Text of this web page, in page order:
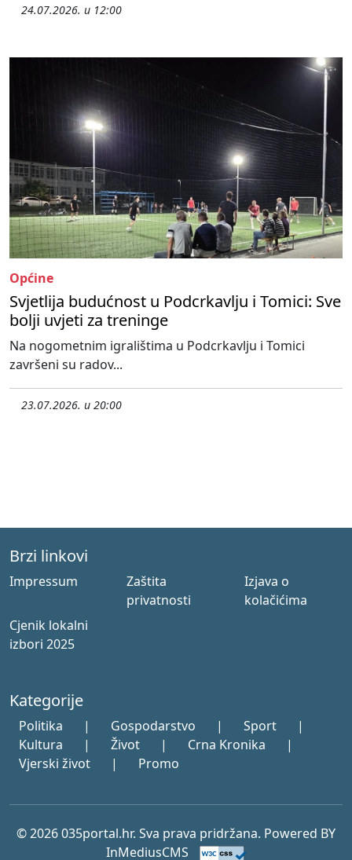
24.07.2026. u 12:00
Općine
Svjetlija budućnost u Podcrkavlju i Tomici: Sve
bolji uvjeti za treninge
Na nogometnim igralištima u Podcrkavlju i Tomici
završeni su radov...
23.07.2026. u 20:00
Brzi linkovi
Impressum
Zaštita
privatnosti
Izjava o
kolačićima
Cjenik lokalni
izbori 2025
Kategorije
Politika | Gospodarstvo | Sport
|
Kultura
| Život | Crna Kronika
|
Vjerski život
| Promo
© 2026 035portal.hr. Sva prava pridržana. Powered BY
InMediusCMS